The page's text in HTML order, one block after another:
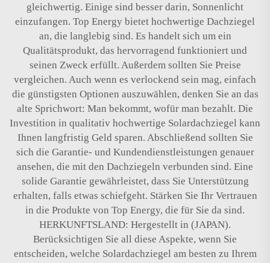
gleichwertig. Einige sind besser darin, Sonnenlicht
einzufangen. Top Energy bietet hochwertige Dachziegel
an, die langlebig sind. Es handelt sich um ein
Qualitätsprodukt, das hervorragend funktioniert und
seinen Zweck erfüllt. Außerdem sollten Sie Preise
vergleichen. Auch wenn es verlockend sein mag, einfach
die günstigsten Optionen auszuwählen, denken Sie an das
alte Sprichwort: Man bekommt, wofür man bezahlt. Die
Investition in qualitativ hochwertige Solardachziegel kann
Ihnen langfristig Geld sparen. Abschließend sollten Sie
sich die Garantie- und Kundendienstleistungen genauer
ansehen, die mit den Dachziegeln verbunden sind. Eine
solide Garantie gewährleistet, dass Sie Unterstützung
erhalten, falls etwas schiefgeht. Stärken Sie Ihr Vertrauen
in die Produkte von Top Energy, die für Sie da sind.
HERKUNFTSLAND: Hergestellt in (JAPAN).
Berücksichtigen Sie all diese Aspekte, wenn Sie
entscheiden, welche Solardachziegel am besten zu Ihrem